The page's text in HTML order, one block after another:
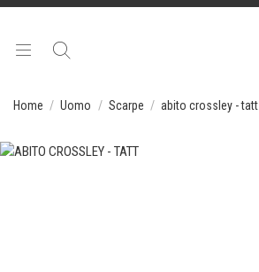
Home Uomo Scarpe abito crossley - tatt